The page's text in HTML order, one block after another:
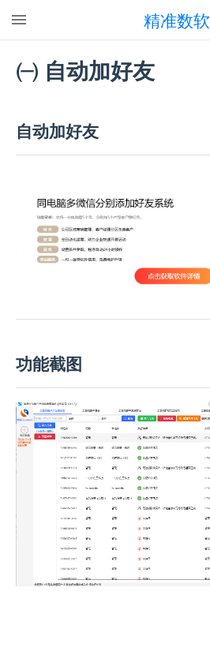
精准数软
㈠ 自动加好友
自动加好友
功能截图